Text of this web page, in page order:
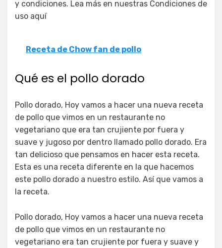
y condiciones. Lea más en nuestras Condiciones de
uso aquí
Receta de Chow fan de pollo
Qué es el pollo dorado
Pollo dorado, Hoy vamos a hacer una nueva receta
de pollo que vimos en un restaurante no
vegetariano que era tan crujiente por fuera y
suave y jugoso por dentro llamado pollo dorado. Era
tan delicioso que pensamos en hacer esta receta.
Esta es una receta diferente en la que hacemos
este pollo dorado a nuestro estilo. Así que vamos a
la receta.
Pollo dorado, Hoy vamos a hacer una nueva receta
de pollo que vimos en un restaurante no
vegetariano era tan crujiente por fuera y suave y